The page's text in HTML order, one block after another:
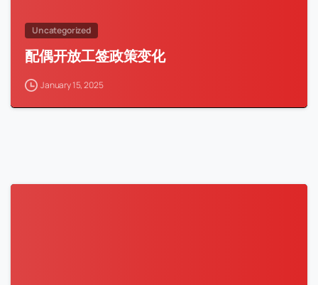
Uncategorized
配偶开放工签政策变化
January 15, 2025